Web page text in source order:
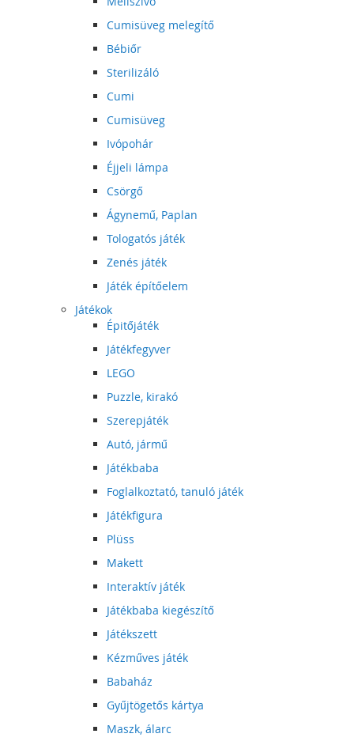
Cumisüveg melegítő
Bébiőr
Sterilizáló
Cumi
Cumisüveg
Ivópohár
Éjjeli lámpa
Csörgő
Ágynemű, Paplan
Tologatós játék
Zenés játék
Játék építőelem
Játékok
Épitőjáték
Játékfegyver
LEGO
Puzzle, kirakó
Szerepjáték
Autó, jármű
Játékbaba
Foglalkoztató, tanuló játék
Játékfigura
Plüss
Makett
Interaktív játék
Játékbaba kiegészítő
Játékszett
Kézműves játék
Babaház
Gyűjtögetős kártya
Maszk, álarc